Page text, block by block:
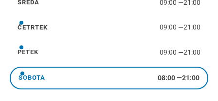
sreda
SREDA 09:00 —21:00
četrtek
ČETRTEK 09:00 —21:00
petek
PETEK 09:00 —21:00
sobota
SOBOTA 08:00—21:00